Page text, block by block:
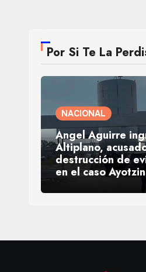
Por Si Te La
NACIONAL
Ángel Aguirre
Altiplano,
destrucción de
en el caso